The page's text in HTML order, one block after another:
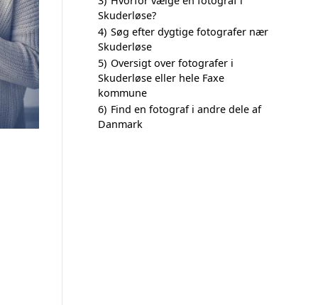
Skuderløse?
4) Søg efter dygtige fotografer nær
Skuderløse
5) Oversigt over fotografer i
Skuderløse eller hele Faxe
kommune
6) Find en fotograf i andre dele af
Danmark